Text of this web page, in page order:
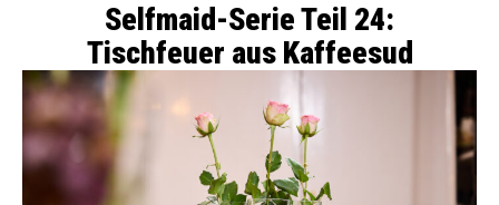
Selfmaid-Serie Teil 24:
Tischfeuer aus Kaffeesud